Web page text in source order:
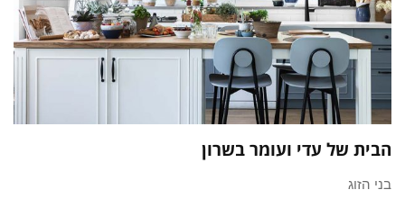
הבית של עדי ועומר בשרון
בני הזוג